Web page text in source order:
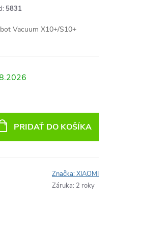
5831
Vacuum X10+/S10+
PRIDAŤ DO KOŠÍKA
Značka:XIAOMI
Záruka: 2 roky